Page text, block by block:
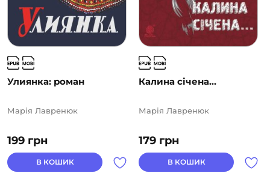
Улиянка: роман
199 грн
Марія Лавренюк
В КОШИК
Калина січена…
179 грн
Марія Лавренюк
В КОШИК